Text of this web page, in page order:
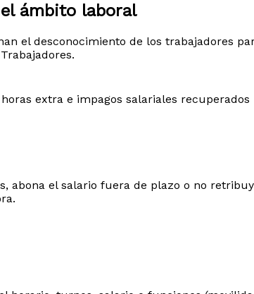
ámbito laboral
el desconocimiento de los trabajadores
extra e impagos salariales
abona el salario fuera de plazo o no